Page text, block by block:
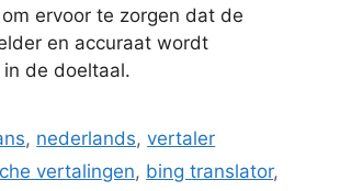
ervoor te zorgen dat de
en accuraat wordt
de doeltaal.
, nederlands,vertaler
vertalingen, bing translator,